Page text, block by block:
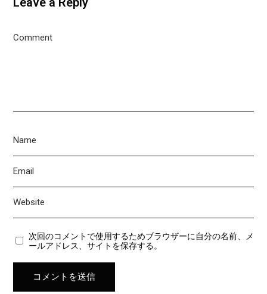
次回のコメントで使用するためブラウザーに自分の名前、メ
ールアドレス、サイトを保存する。